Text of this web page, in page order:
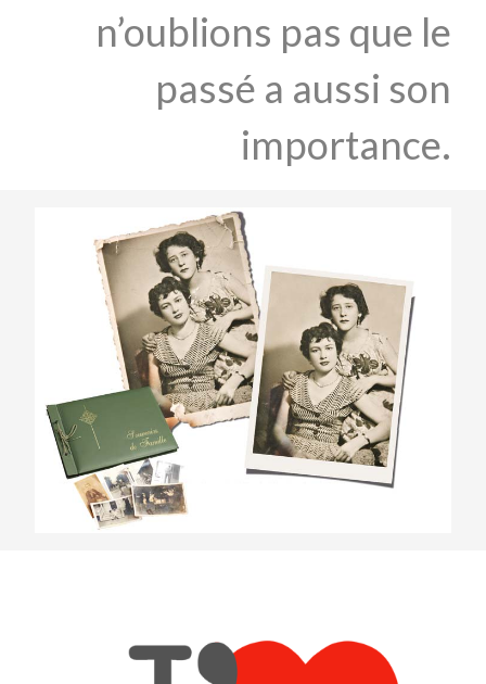
n’oublions pas que le
passé a aussi son
importance.